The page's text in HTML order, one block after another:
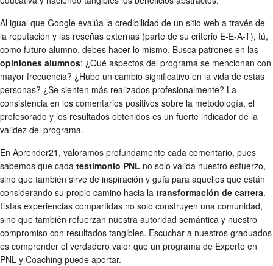
Al igual que Google evalúa la credibilidad de un sitio web a través de
la reputación y las reseñas externas (parte de su criterio E-E-A-T), tú,
como futuro alumno, debes hacer lo mismo. Busca patrones en las
opiniones alumnos: ¿Qué aspectos del programa se mencionan con
mayor frecuencia? ¿Hubo un cambio significativo en la vida de estas
personas? ¿Se sienten más realizados profesionalmente? La
consistencia en los comentarios positivos sobre la metodología, el
profesorado y los resultados obtenidos es un fuerte indicador de la
validez del programa.
En Aprender21, valoramos profundamente cada comentario, pues
sabemos que cada testimonio PNL no solo valida nuestro esfuerzo,
sino que también sirve de inspiración y guía para aquellos que están
considerando su propio camino hacia la transformación de carrera.
Estas experiencias compartidas no solo construyen una comunidad,
sino que también refuerzan nuestra autoridad semántica y nuestro
compromiso con resultados tangibles. Escuchar a nuestros graduados
es comprender el verdadero valor que un programa de Experto en
PNL y Coaching puede aportar.